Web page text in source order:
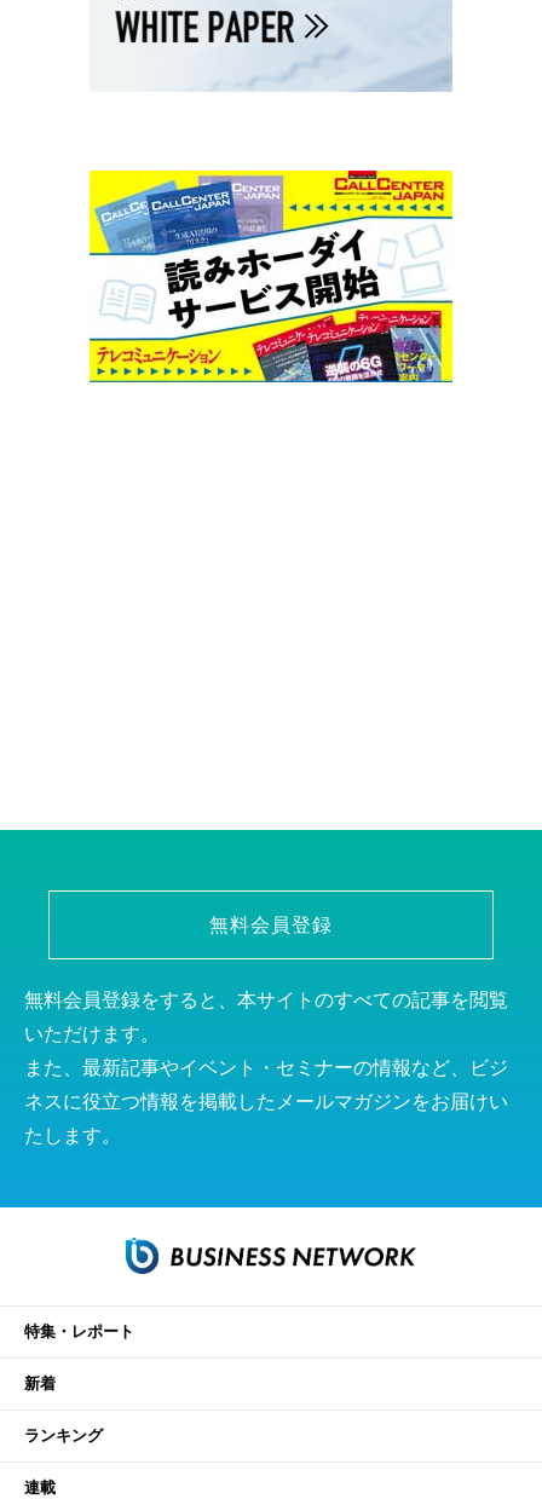
無料会員登録
無料会員登録をすると、本サイトのすべての記事を閲覧
いただけます。
また、最新記事やイベント・セミナーの情報など、ビジ
ネスに役立つ情報を掲載したメールマガジンをお届けい
たします。
特集・レポート
新着
ランキング
連載